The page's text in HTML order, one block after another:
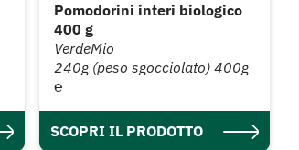
Pomodorini interi biologico
400 g
VerdeMio
240g (peso sgocciolato) 400g
℮
SCOPRI IL PRODOTTO